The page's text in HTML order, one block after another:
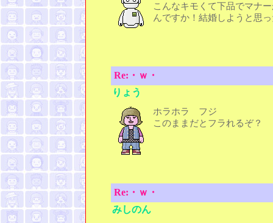
こんなキモくて下品でマナ
んですか！結婚しようと思
Re:・ｗ・
りょう
ホラホラ フジ
このままだとフラれるぞ？
Re:・ｗ・
みしのん